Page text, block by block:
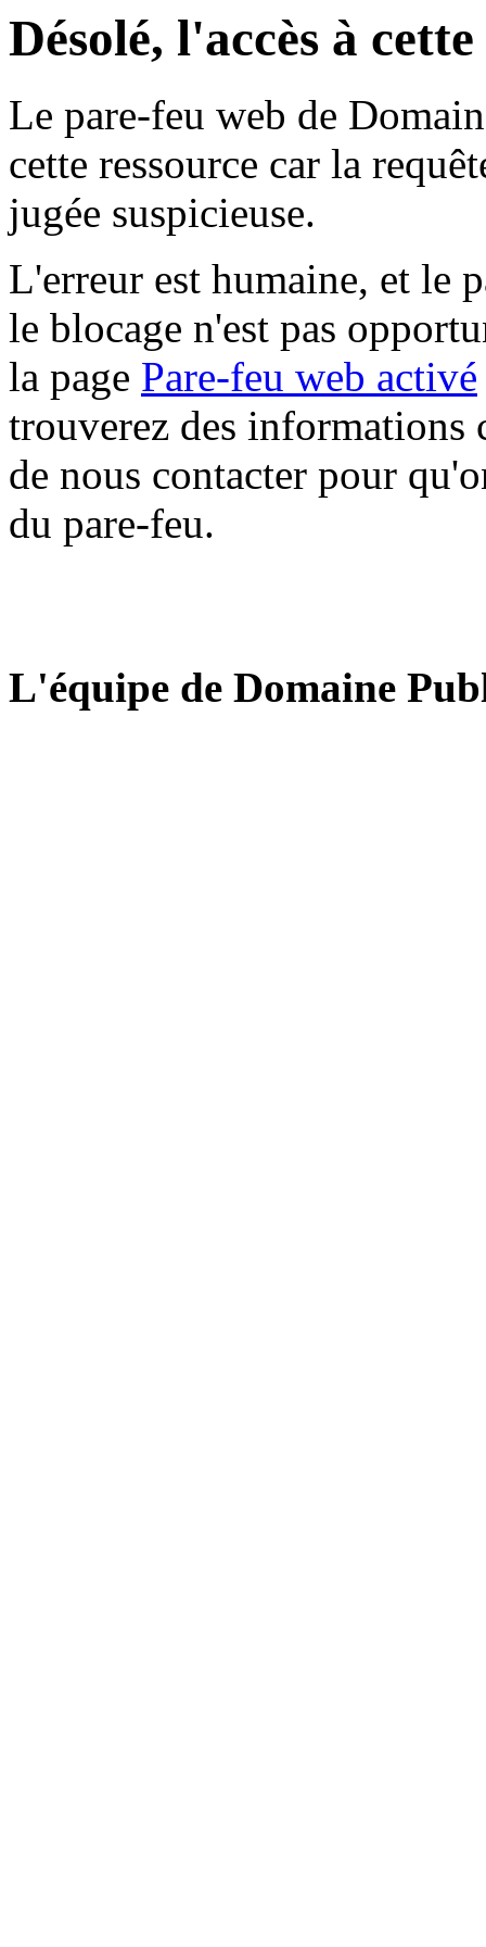
Désolé, l'accès à
Le pare-feu web de
cette ressource car la
jugée suspicieuse.
L'erreur est humaine, et le
le blocage n'est pas
la page Pare-feu web activé
trouverez des informations
de nous contacter pour
du pare-feu.
L'équipe de Domaine